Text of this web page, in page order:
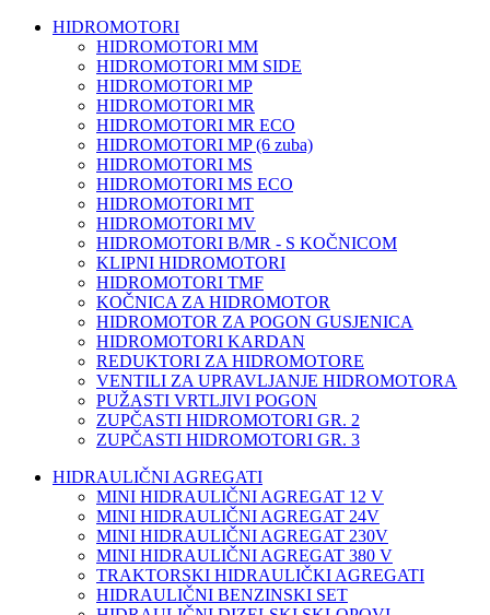
HIDROMOTORI
HIDROMOTORI MM
HIDROMOTORI MM SIDE
HIDROMOTORI MP
HIDROMOTORI MR
HIDROMOTORI MR ECO
HIDROMOTORI MP (6 zuba)
HIDROMOTORI MS
HIDROMOTORI MS ECO
HIDROMOTORI MT
HIDROMOTORI MV
HIDROMOTORI B/MR - S KOČNICOM
KLIPNI HIDROMOTORI
HIDROMOTORI TMF
KOČNICA ZA HIDROMOTOR
HIDROMOTOR ZA POGON GUSJENICA
HIDROMOTORI KARDAN
REDUKTORI ZA HIDROMOTORE
VENTILI ZA UPRAVLJANJE HIDROMOTORA
PUŽASTI VRTLJIVI POGON
ZUPČASTI HIDROMOTORI GR. 2
ZUPČASTI HIDROMOTORI GR. 3
HIDRAULIČNI AGREGATI
MINI HIDRAULIČNI AGREGAT 12 V
MINI HIDRAULIČNI AGREGAT 24V
MINI HIDRAULIČNI AGREGAT 230V
MINI HIDRAULIČNI AGREGAT 380 V
TRAKTORSKI HIDRAULIČKI AGREGATI
HIDRAULIČNI BENZINSKI SET